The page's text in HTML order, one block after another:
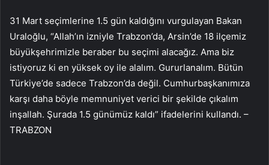
31 Mart seçimlerine 1.5 gün kaldığını vurgulayan Bakan
Uraloğlu, “Allah’ın izniyle Trabzon’da, Arsin’de 18 ilçemiz
büyükşehrimizle beraber bu seçimi alacağız. Ama biz
istiyoruz ki en yüksek oy ile alalım. Gururlanalım. Bütün
Türkiye’de sadece Trabzon’da değil. Cumhurbaşkanımıza
karşı daha böyle memnuniyet verici bir şekilde çıkalım
inşallah. Şurada 1.5 günümüz kaldı” ifadelerini kullandı. –
TRABZON